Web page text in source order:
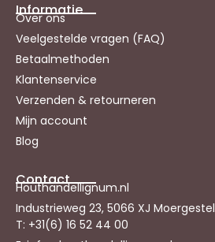
Informatie
Over ons
Veelgestelde vragen (FAQ)
Betaalmethoden
Klantenservice
Verzenden & retourneren
Mijn account
Blog
Contact
Houthandellignum.nl
Industrieweg 23, 5066 XJ Moergestel
T: +31(6) 16 52 44 00